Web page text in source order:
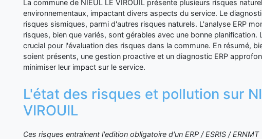
La commune de NIEUL LE VIROUIL présente plusieurs risques
environnementaux, impactant divers aspects du service. Le
risques sismiques, parmi d'autres risques naturels. L'analyse ERP
risques, bien que variés, sont gérables avec une bonne planification.
crucial pour l'évaluation des risques dans la commune. En résumé,
soient présents, une gestion proactive et un diagnostic ERP
minimiser leur impact sur le service.
L'état des risques et pollution sur
VIROUIL
Ces risques entrainent l'edition obligatoire d'un ERP / ESRIS / ERNMT